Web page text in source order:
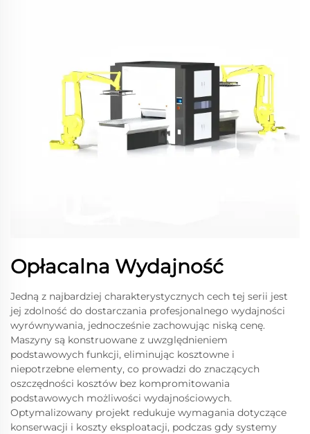
Opłacalna Wydajność
Jedną z najbardziej charakterystycznych cech tej serii jest
jej zdolność do dostarczania profesjonalnego wydajności
wyrównywania, jednocześnie zachowując niską cenę.
Maszyny są konstruowane z uwzględnieniem
podstawowych funkcji, eliminując kosztowne i
niepotrzebne elementy, co prowadzi do znaczących
oszczędności kosztów bez kompromitowania
podstawowych możliwości wydajnościowych.
Optymalizowany projekt redukuje wymagania dotyczące
konserwacji i koszty eksploatacji, podczas gdy systemy